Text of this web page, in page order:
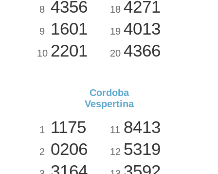
8 4356
9 1601
10 2201
18 4271
19 4013
20 4366
Cordoba
Vespertina
1 1175
2 0206
11 8413
12 5319